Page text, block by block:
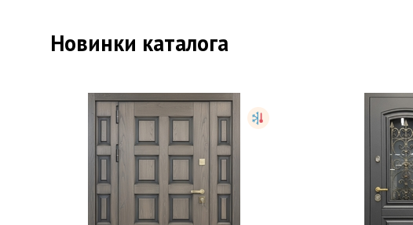
Дверь для квартиры с
коричневым порошково-...
STK576
от руб.
Входная